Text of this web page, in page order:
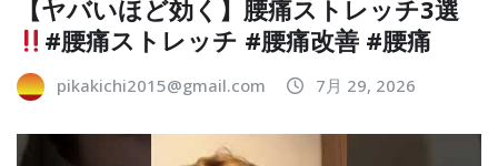
【ヤバいほど効く】腰痛ストレッチ3選
#腰痛ストレッチ #腰痛改善 #腰痛
pikakichi2015@gmail.com 7月 29, 2026